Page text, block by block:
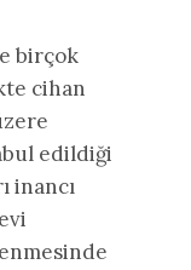
birçok
cihan
edildiği
inancı